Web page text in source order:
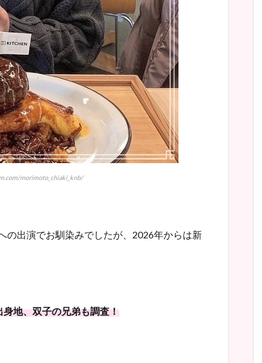
morimoto_chiaki_knb/
の出演でお馴染みでしたが、2026年からは新
地、双子の兄弟も調査！